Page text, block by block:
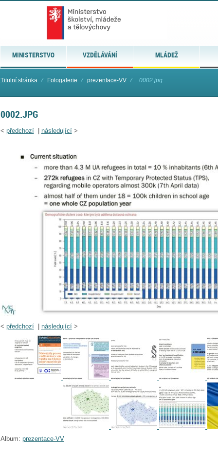
MINISTERSTVO VZDĚLÁVÁNÍ MLÁDEŽ
Titulní stránka ⁄ Fotogalerie ⁄ prezentace-VV ⁄ 0002.jpg
0002.JPG
< předchozí| následující>
< předchozí| následující>
Album: prezentace-VV